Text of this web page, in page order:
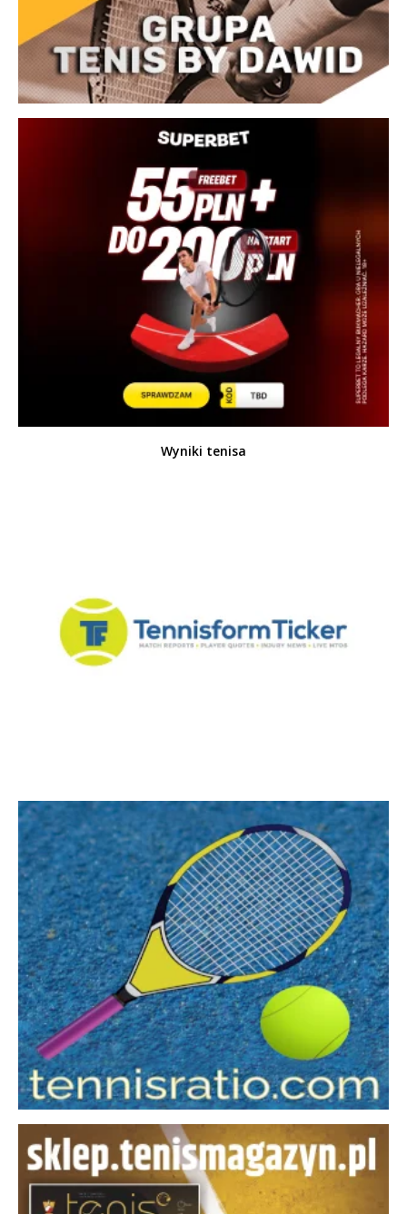
Wyniki tenisa